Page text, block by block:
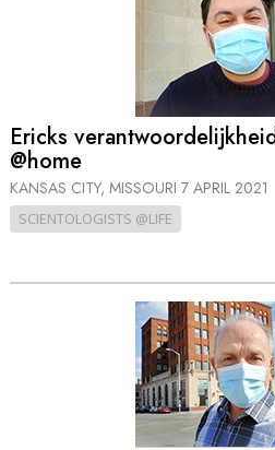
Ericks
@home
KANSAS CITY, MISSOURI 7 APRIL 2021
SCIENTOLOGISTS @LIFE